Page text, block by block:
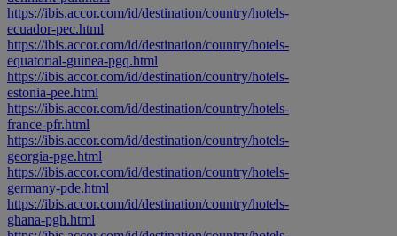
https://ibis.accor.com/id/destination/country/hotels-
ecuador-pec.html
https://ibis.accor.com/id/destination/country/hotels-
equatorial-guinea-pgq.html
https://ibis.accor.com/id/destination/country/hotels-
estonia-pee.html
https://ibis.accor.com/id/destination/country/hotels-
france-pfr.html
https://ibis.accor.com/id/destination/country/hotels-
georgia-pge.html
https://ibis.accor.com/id/destination/country/hotels-
germany-pde.html
https://ibis.accor.com/id/destination/country/hotels-
ghana-pgh.html